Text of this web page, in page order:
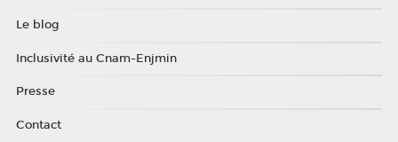
Le blog
Inclusivité au Cnam-Enjmin
Presse
Contact